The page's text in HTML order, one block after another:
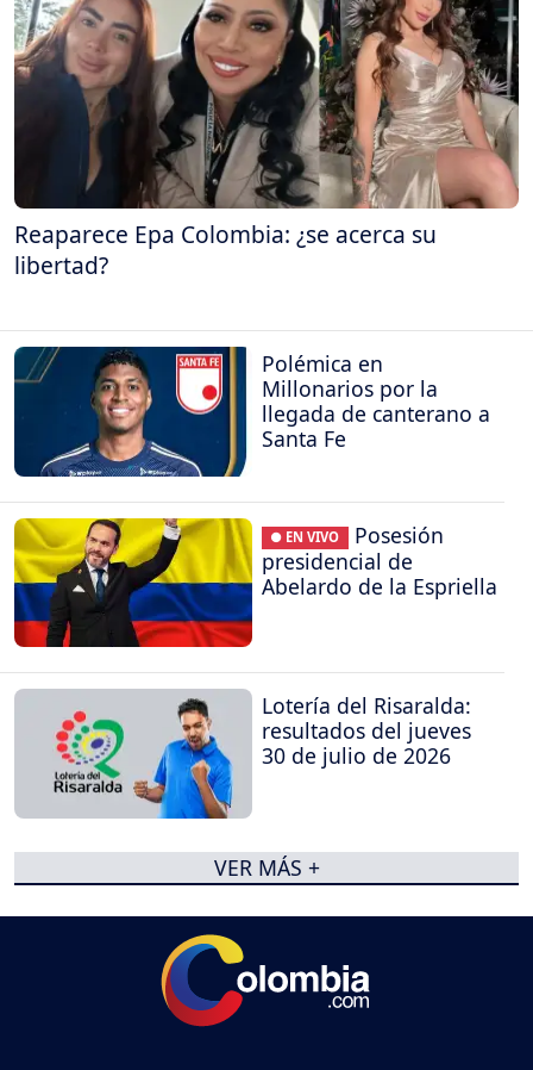
Reaparece Epa Colombia: ¿se acerca su
libertad?
Polémica en
Millonarios por la
llegada de canterano a
Santa Fe
● EN VIVO
Posesión
presidencial de
Abelardo de la Espriella
Lotería del Risaralda:
resultados del jueves
30 de julio de 2026
VER MÁS +